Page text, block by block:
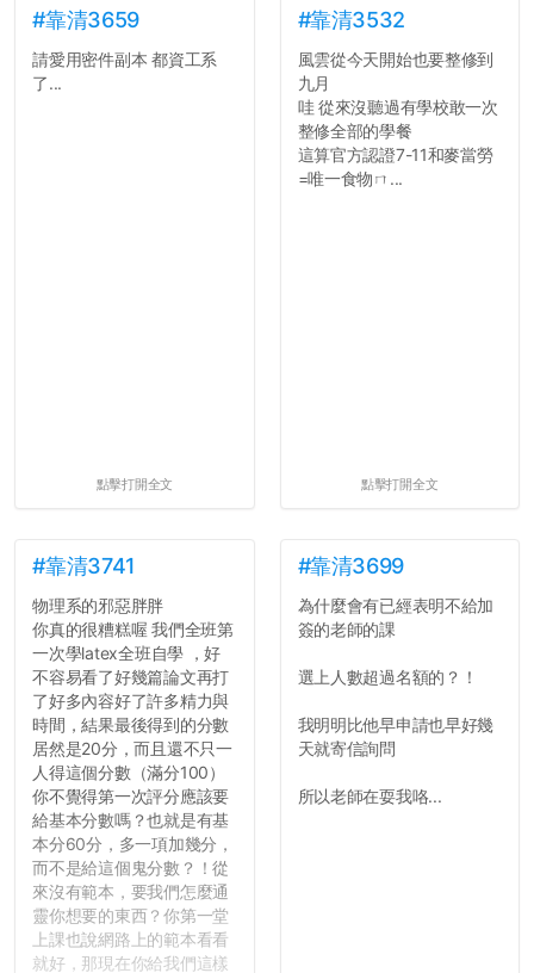
的聲明一樣正式，但至少在
用字上多加留意。有些語句
用說的可能會引人發笑或多
聽幾句，但寫成文字時只會
#靠清3659
請愛用密件副本 都資工系
了...
點擊打開全文
#靠清3532
風雲從今天開始也要整修到
九月
哇 從來沒聽過有學校敢一次
整修全部的學餐
這算官方認證7-11和麥當勞
=唯一食物ㄇ...
點擊打開全文
#靠清3741
物理系的邪惡胖胖
你真的很糟糕喔 我們全班第
一次學latex全班自學 ，好
不容易看了好幾篇論文再打
了好多內容好了許多精力與
時間，結果最後得到的分數
居然是20分，而且還不只一
人得這個分數（滿分100）
你不覺得第一次評分應該要
給基本分數嗎？也就是有基
本分60分，多一項加幾分，
而不是給這個鬼分數？！從
來沒有範本，要我們怎麼通
靈你想要的東西？你第一堂
上課也說網路上的範本看看
就好，那現在你給我們這樣
#靠清3699
為什麼會有已經表明不給加
簽的老師的課
選上人數超過名額的？！
我明明比他早申請也早好幾
天就寄信詢問
所以老師在耍我咯...